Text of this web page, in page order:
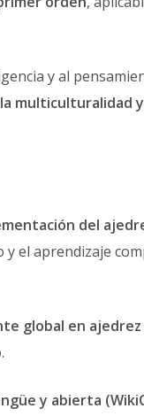
y al
multiculturalidad
del
el aprendizaje
global en
.
y abierta